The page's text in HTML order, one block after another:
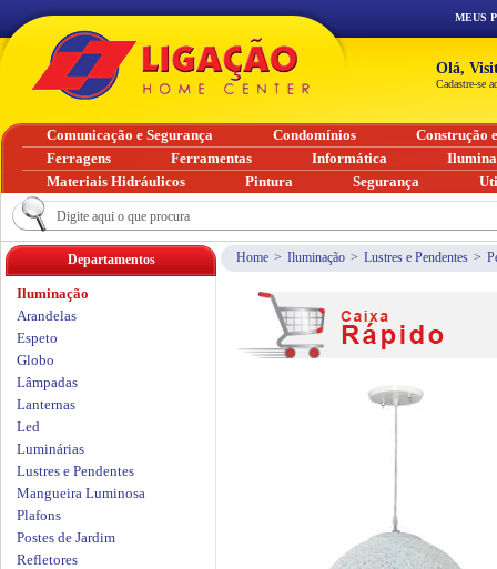
Home > Iluminação > Lustres e Pendentes >
Departamentos
Iluminação
Arandelas
Espeto
Globo
Lâmpadas
Lanternas
Led
Luminárias
Lustres e Pendentes
Mangueira Luminosa
Plafons
Postes de Jardim
Refletores
MEUS
Olá,
Cadastre-se
Comunicação e Segurança Condomínios
Construção
Ferragens
Ferramentas Informática
Materiais Hidráulicos
Pintura Segurança